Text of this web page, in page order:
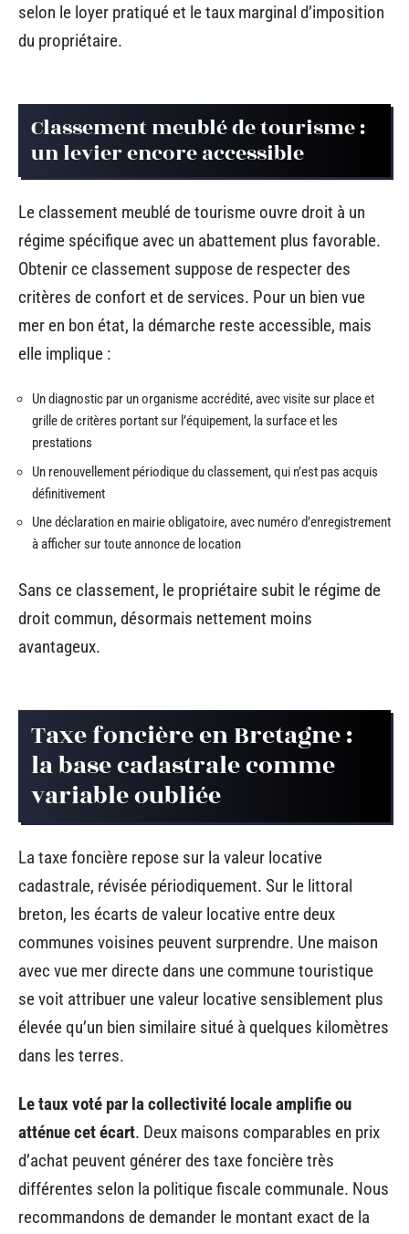
selon le loyer pratiqué et le taux marginal d’imposition
du propriétaire.
Classement meublé de tourisme :
un levier encore accessible
Le classement meublé de tourisme ouvre droit à un
régime spécifique avec un abattement plus favorable.
Obtenir ce classement suppose de respecter des
critères de confort et de services. Pour un bien vue
mer en bon état, la démarche reste accessible, mais
elle implique :
Un diagnostic par un organisme accrédité, avec visite sur place et
grille de critères portant sur l’équipement, la surface et les
prestations
Un renouvellement périodique du classement, qui n’est pas acquis
définitivement
Une déclaration en mairie obligatoire, avec numéro d’enregistrement
à afficher sur toute annonce de location
Sans ce classement, le propriétaire subit le régime de
droit commun, désormais nettement moins
avantageux.
Taxe foncière en Bretagne :
la base cadastrale comme
variable oubliée
La taxe foncière repose sur la valeur locative
cadastrale, révisée périodiquement. Sur le littoral
breton, les écarts de valeur locative entre deux
communes voisines peuvent surprendre. Une maison
avec vue mer directe dans une commune touristique
se voit attribuer une valeur locative sensiblement plus
élevée qu’un bien similaire situé à quelques kilomètres
dans les terres.
Le taux voté par la collectivité locale amplifie ou
atténue cet écart. Deux maisons comparables en prix
d’achat peuvent générer des taxe foncière très
différentes selon la politique fiscale communale. Nous
recommandons de demander le montant exact de la